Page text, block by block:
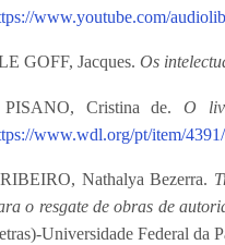
www.youtube.com/
GOFF, Jacques. Os
Cristina de.O
www.wdl.org/pt/item/4391/
Nathalya Bezerra.
o resgate de obras de
Universidade Federal da